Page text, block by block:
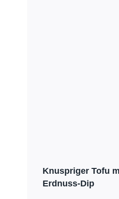
Knuspriger Tofu
Erdnuss-Dip